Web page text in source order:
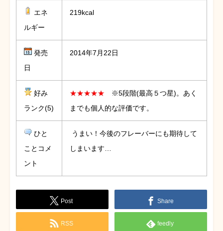
エネ
ルギー
219kcal
発売
日
2014年7月22日
好み
ランク(5)
★★★★★
※5段階(最高５つ星)。あく
までも個人的な評価です。
ひと
ことコメ
ント
うまい！今後のフレーバーにも期待して
しまいます…
Post Share
RSS feedly